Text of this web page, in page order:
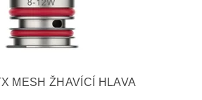
MESH ŽHAVÍCÍ HLAVA